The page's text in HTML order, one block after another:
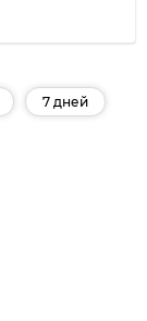
7 дней